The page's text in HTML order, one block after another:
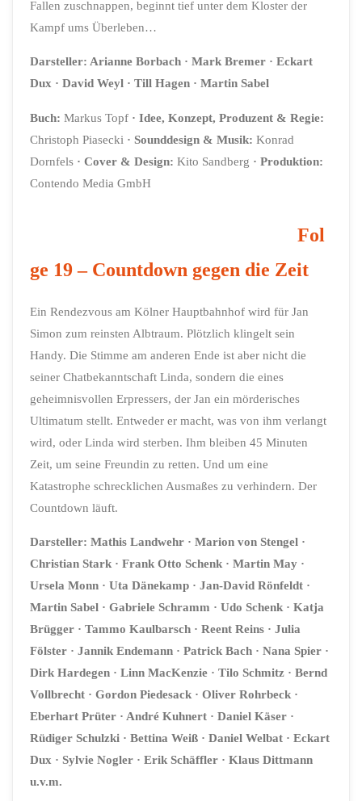
Fallen zuschnappen, beginnt tief unter dem Kloster der
Kampf ums Überleben…
Darsteller: Arianne Borbach · Mark Bremer · Eckart
Dux · David Weyl · Till Hagen · Martin Sabel
Buch: Markus Topf ·Idee, Konzept, Produzent & Regie:
Christoph Piasecki ·Sounddesign & Musik: Konrad
Dornfels ·Cover & Design: Kito Sandberg · Produktion:
Contendo Media GmbH
Fol
ge 19 – Countdown gegen die Zeit
Ein Rendezvous am Kölner Hauptbahnhof wird für Jan
Simon zum reinsten Albtraum. Plötzlich klingelt sein
Handy. Die Stimme am anderen Ende ist aber nicht die
seiner Chatbekanntschaft Linda, sondern die eines
geheimnisvollen Erpressers, der Jan ein mörderisches
Ultimatum stellt. Entweder er macht, was von ihm verlangt
wird, oder Linda wird sterben. Ihm bleiben 45 Minuten
Zeit, um seine Freundin zu retten. Und um eine
Katastrophe schrecklichen Ausmaßes zu verhindern. Der
Countdown läuft.
Darsteller:Mathis Landwehr · Marion von Stengel ·
Christian Stark · Frank Otto Schenk · Martin May ·
Ursela Monn · Uta Dänekamp · Jan-David Rönfeldt ·
Martin Sabel · Gabriele Schramm · Udo Schenk · Katja
Brügger · Tammo Kaulbarsch · Reent Reins · Julia
Fölster · Jannik Endemann · Patrick Bach · Nana Spier ·
Dirk Hardegen · Linn MacKenzie · Tilo Schmitz · Bernd
Vollbrecht · Gordon Piedesack · Oliver Rohrbeck ·
Eberhart Prüter · André Kuhnert · Daniel Käser ·
Rüdiger Schulzki · Bettina Weiß · Daniel Welbat · Eckart
Dux · Sylvie Nogler · Erik Schäffler · Klaus Dittmann
u.v.m.